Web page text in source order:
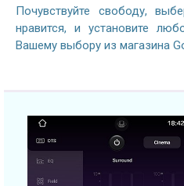
Почувствуйте свободу,
нравится, и установите
Вашему выбору из магазина